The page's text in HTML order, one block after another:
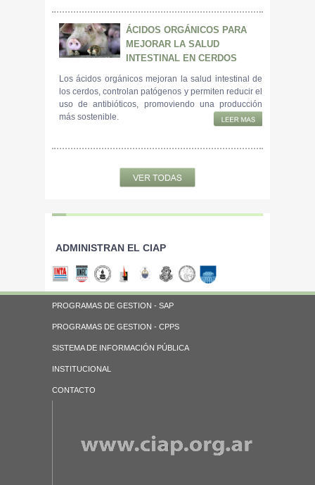
ÁCIDOS ORGÁNICOS PARA
MEJORAR LA SALUD
INTESTINAL EN CERDOS
Los ácidos orgánicos mejoran la salud intestinal de
los cerdos, controlan patógenos y permiten reducir el
uso de antibióticos, promoviendo una producción
más sostenible.
ADMINISTRAN EL CIAP
PROGRAMAS DE GESTION - SAP
PROGRAMAS DE GESTION - CPPS
SISTEMA DE INFORMACIÓN PÚBLICA
INSTITUCIONAL
CONTACTO